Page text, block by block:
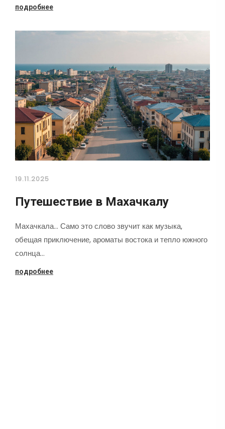
подробнее
19.11.2025
Путешествие в Махачкалу
Махачкала... Само это слово звучит как музыка,
обещая приключение, ароматы востока и тепло южного
солнца…
подробнее